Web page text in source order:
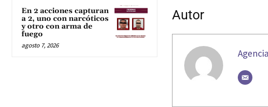
En 2 acciones capturan
a 2, uno con narcóticos
y otro con arma de
fuego
agosto 7, 2026
Autor